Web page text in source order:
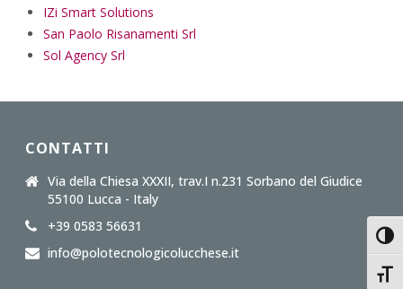
IZi Smart Solutions
San Paolo Risanamenti Srl
Sol Agency Srl
CONTATTI
Via della Chiesa XXXII, trav.I n.231 Sorbano del Giudice
55100 Lucca - Italy
+39 0583 56631
info@polotecnologicolucchese.it